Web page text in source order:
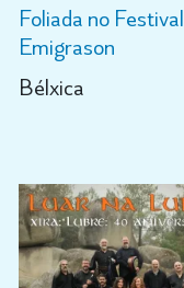
Foliada no Festival
Emigrason
Bélxica